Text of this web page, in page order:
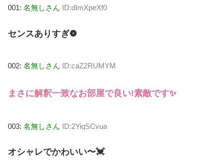
001: 名無しさん ID:dImXpeXf0
センスありすぎ❁
002: 名無しさん ID:caZ2RUMYM
まさに解釈一致なお部屋で良い!素敵です✨
003: 名無しさん ID:2YiqSCvua
オシャレでかわいい〜💓